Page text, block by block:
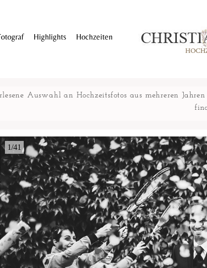
Highlights Hochzeiten
Auswahl an Hochzeitsfotos aus mehreren
1/41